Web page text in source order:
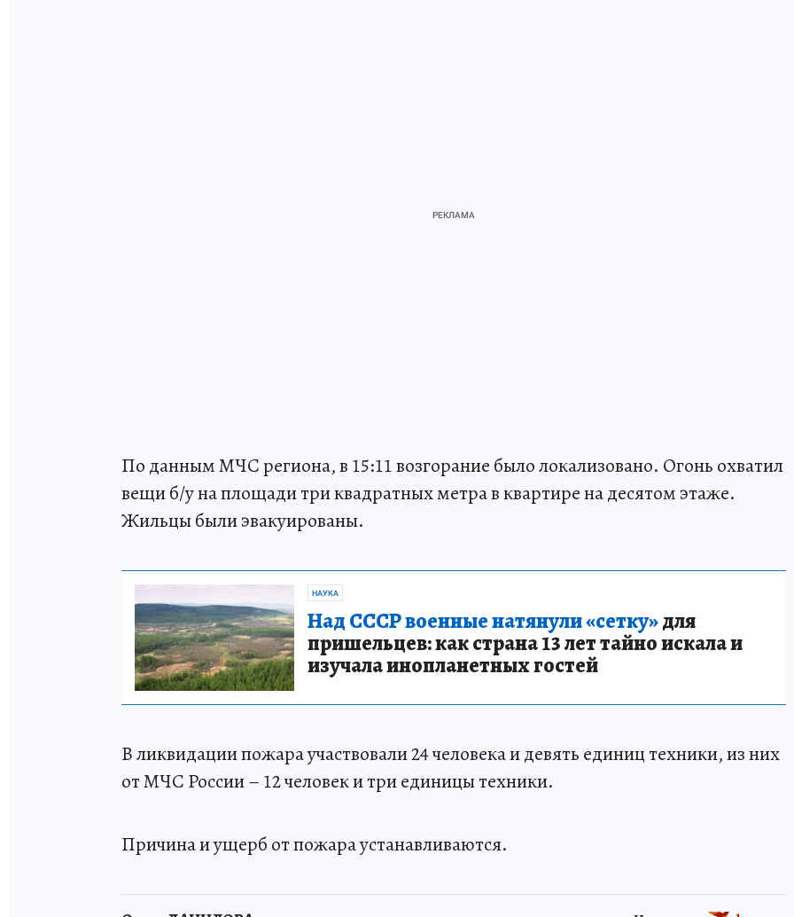
По данным МЧС региона, в 15:11 возгорание было локализовано. Огонь охватил
вещи б/у на площади три квадратных метра в квартире на десятом этаже.
Жильцы были эвакуированы.
НАУКА
Над СССР военные натянули «сетку»для
пришельцев: как страна 13 лет тайно искала и
изучала инопланетных гостей
В ликвидации пожара участвовали 24 человека и девять единиц техники, из них
от МЧС России – 12 человек и три единицы техники.
Причина и ущерб от пожара устанавливаются.